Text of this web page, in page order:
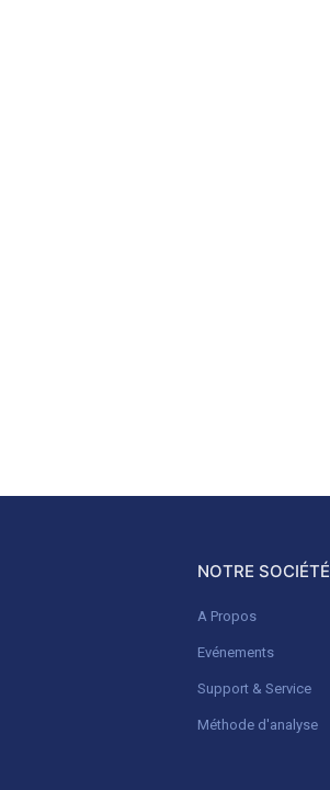
NOTRE SOCIÉTÉ
A Propos
Evénements
Support & Service
Méthode d'analyse